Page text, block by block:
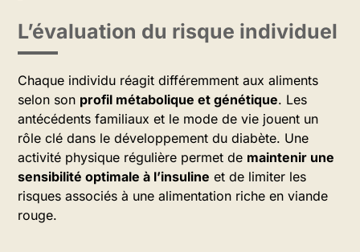
L’évaluation du risque individuel
Chaque individu réagit différemment aux aliments
selon son profil métabolique et génétique. Les
antécédents familiaux et le mode de vie jouent un
rôle clé dans le développement du diabète. Une
activité physique régulière permet de maintenir une
sensibilité optimale à l’insuline et de limiter les
risques associés à une alimentation riche en viande
rouge.